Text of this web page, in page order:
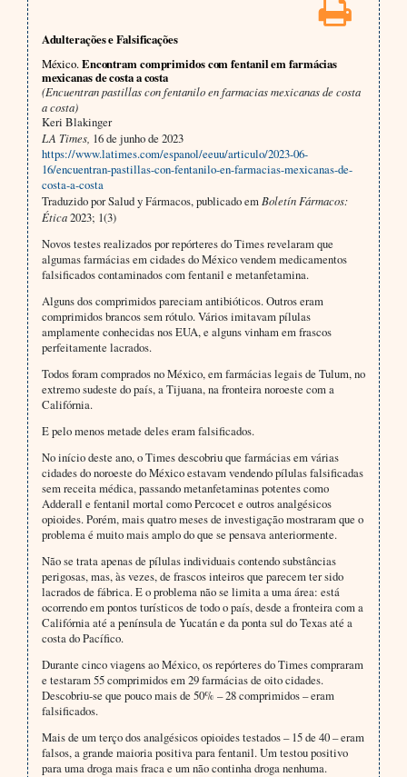
Adulterações e Falsificações
México.Encontram comprimidos com fentanil em farmácias
mexicanas de costa a costa
(Encuentran pastillas con fentanilo en farmacias mexicanas de costa
a costa)
Keri Blakinger
LA Times, 16 de junho de 2023
https://www.latimes.com/espanol/eeuu/articulo/2023-06-
16/encuentran-pastillas-con-fentanilo-en-farmacias-mexicanas-de-
costa-a-costa
Traduzido por Salud y Fármacos, publicado em Boletín Fármacos:
Ética2023; 1(3)
Novos testes realizados por repórteres do Times revelaram que
algumas farmácias em cidades do México vendem medicamentos
falsificados contaminados com fentanil e metanfetamina.
Alguns dos comprimidos pareciam antibióticos. Outros eram
comprimidos brancos sem rótulo. Vários imitavam pílulas
amplamente conhecidas nos EUA, e alguns vinham em frascos
perfeitamente lacrados.
Todos foram comprados no México, em farmácias legais de Tulum, no
extremo sudeste do país, a Tijuana, na fronteira noroeste com a
Califórnia.
E pelo menos metade deles eram falsificados.
No início deste ano, o Times descobriu que farmácias em várias
cidades do noroeste do México estavam vendendo pílulas falsificadas
sem receita médica, passando metanfetaminas potentes como
Adderall e fentanil mortal como Percocet e outros analgésicos
opioides. Porém, mais quatro meses de investigação mostraram que o
problema é muito mais amplo do que se pensava anteriormente.
Não se trata apenas de pílulas individuais contendo substâncias
perigosas, mas, às vezes, de frascos inteiros que parecem ter sido
lacrados de fábrica. E o problema não se limita a uma área: está
ocorrendo em pontos turísticos de todo o país, desde a fronteira com a
Califórnia até a península de Yucatán e da ponta sul do Texas até a
costa do Pacífico.
Durante cinco viagens ao México, os repórteres do Times compraram
e testaram 55 comprimidos em 29 farmácias de oito cidades.
Descobriu-se que pouco mais de 50% – 28 comprimidos – eram
falsificados.
Mais de um terço dos analgésicos opioides testados – 15 de 40 – eram
falsos, a grande maioria positiva para fentanil. Um testou positivo
para uma droga mais fraca e um não continha droga nenhuma.